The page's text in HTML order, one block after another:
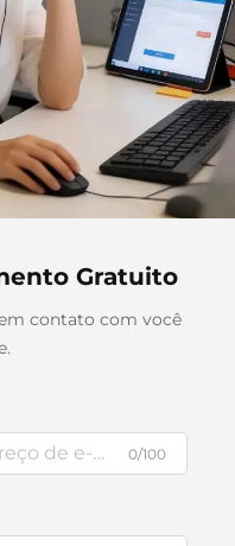
Gratuito
contato com você
0/100